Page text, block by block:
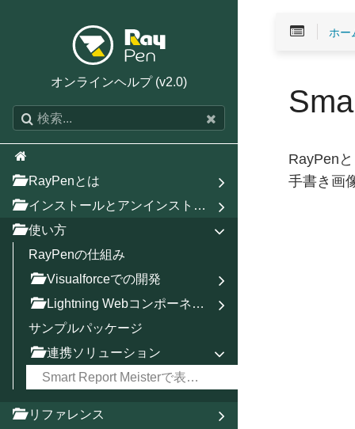
オンラインヘルプ (v2.0)
RayPenとは
インストールとアンインストール
使い方
RayPenの仕組み
Visualforceでの開発
Lightning Webコンポーネントでの開発
サンプルパッケージ
連携ソリューション
Smart Report Meisterで表示する
リファレンス
ホー
RayPen
手書き画